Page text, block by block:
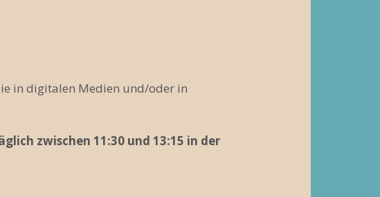
in digitalen Medien und/oder in
zwischen 11:30 und 13:15 in der